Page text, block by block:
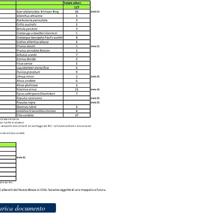
documento